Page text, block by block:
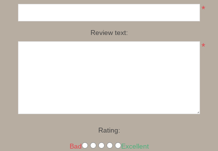
*
Review text:
*
Rating:
Bad Excellent